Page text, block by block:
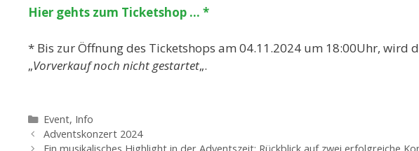
Hier gehts zum Ticketshop … *
* Bis zur Öffnung des Ticketshops am 04.11.2024 um 18:00Uhr, wird
„Vorverkauf noch nicht gestartet„.
Kategorien
Event, Info
Adventskonzert 2024